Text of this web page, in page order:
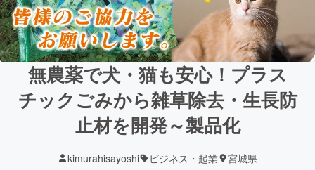
無農薬で犬・猫も安心！プラス
チックごみから雑草除去・生長防
止材を開発～製品化
kimurahisayoshi ビジネス・起業 宮城県